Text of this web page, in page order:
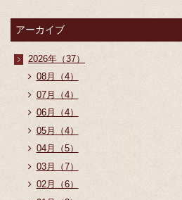
アーカイブ
2026年（37）
08月（4）
07月（4）
06月（4）
05月（4）
04月（5）
03月（7）
02月（6）